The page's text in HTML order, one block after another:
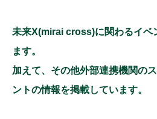
未来X(mirai cross)に関わるイベ
ます。
加えて、その他外部連携機関の
ントの情報を掲載しています。